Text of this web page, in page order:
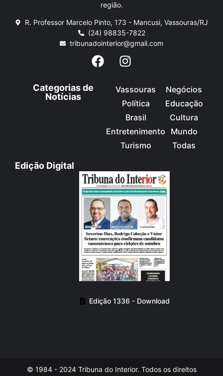
região.
R. Professor Marcelo Pinto, 173 - Mancusi, Vassouras/RJ
(24) 98835-7822
tribunadointerior@gmail.com
Categorias de
Notícias
Vassouras
Política
Brasil
Entretenimento
Turismo
Negócios
Educação
Cultura
Mundo
Todas
Edição Digital
Edição 1336 - Download
© 1984 - 2024 Tribuna do Interior. Todos os direitos